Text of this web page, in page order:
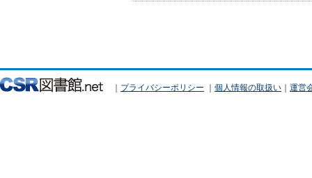
｜ プライバシーポリシー ｜ 個人情報の取扱い ｜ 運営